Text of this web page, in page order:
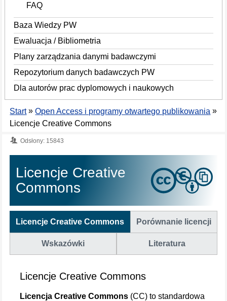
FAQ
Baza Wiedzy PW
Ewaluacja / Bibliometria
Plany zarządzania danymi badawczymi
Repozytorium danych badawczych PW
Dla autorów prac dyplomowych i naukowych
Start»Open Access i programy otwartego publikowania »
Licencje Creative Commons
Odsłony: 15843
Licencje Creative
Commons
Licencje Creative Commons Porównanie licencji
Wskazówki Literatura
Licencje Creative Commons
Licencja Creative Commons (CC) to standardowa